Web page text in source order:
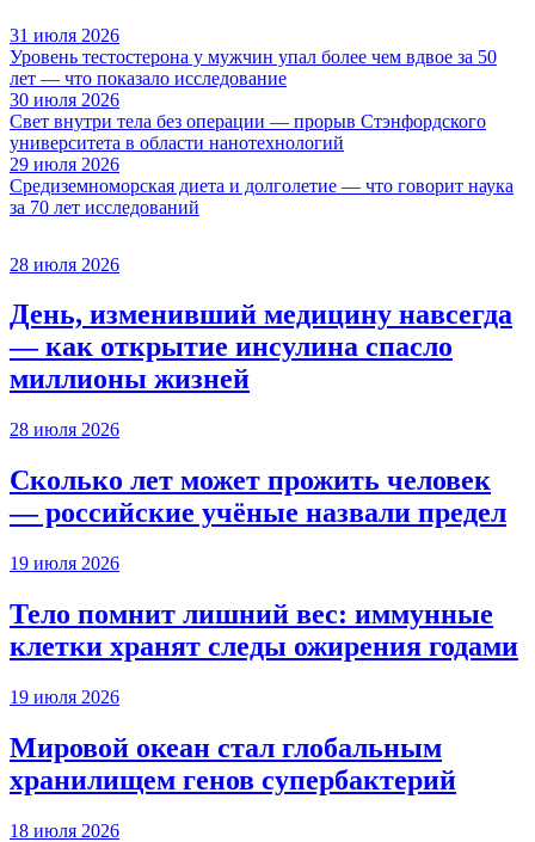
31 июля 2026
Уровень тестостерона у мужчин упал более чем вдвое за 50
лет — что показало исследование
30 июля 2026
Свет внутри тела без операции — прорыв Стэнфордского
университета в области нанотехнологий
29 июля 2026
Средиземноморская диета и долголетие — что говорит наука
за 70 лет исследований
28 июля 2026
День, изменивший медицину навсегда
— как открытие инсулина спасло
миллионы жизней
28 июля 2026
Сколько лет может прожить человек
— российские учёные назвали предел
19 июля 2026
Тело помнит лишний вес: иммунные
клетки хранят следы ожирения годами
19 июля 2026
Мировой океан стал глобальным
хранилищем генов супербактерий
18 июля 2026